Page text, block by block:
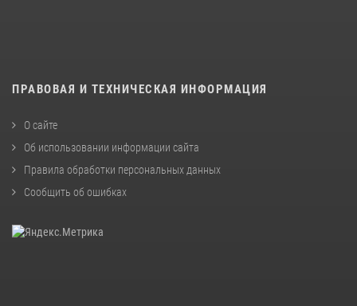
ПРАВОВАЯ И ТЕХНИЧЕСКАЯ ИНФОРМАЦИЯ
О сайте
Об использовании информации сайта
Правила обработки персональных данных
Сообщить об ошибках